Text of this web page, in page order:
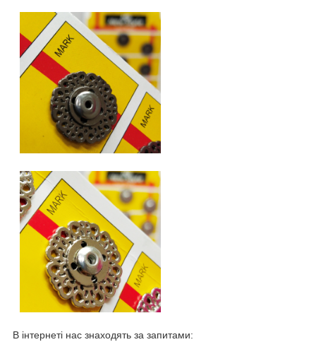
В інтернеті нас знаходять за запитами: